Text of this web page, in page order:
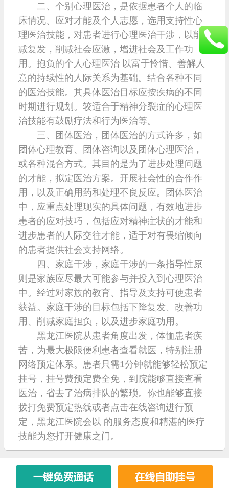
二、个别心理医治，是依据患者个人的临
床情况、应对才能及个人志愿，选用支持性心
理医治技能，对患者进行心理医治干涉，以削
减复发，削减社会应激，增进社会及工作功
用。抱负的个人心理医治 以富于怜惜、善解人
意的持续性的人际关系为基础。结合各种不同
的医治技能。其具体医治目标应按疾病的不同
时期进行规划。较适合于精神分裂症的心理医
治技能有鼓励疗法和行为医治等。
三、团体医治，团体医治的方式许多，如
团体心理教育、团体咨询以及团体心理医治，
或各种混合方式。其目的是为了进步处理问题
的才能，拟定医治方案。开展社会性的合作作
用，以及正确用药和处理不良反应。团体医治
中，应重点处理现实的具体问题，有效地进步
患者的应对技巧，包括应对精神症状的才能和
进步患者的人际交往才能，适于对有畏缩倾向
的患者提供社会支持网络。
四、家庭干涉，家庭干涉的一条指导性原
则是家族应尽最大可能参与并投入到心理医治
中。经过对家族的教育、指导及支持可使患者
获益。家庭干涉的目标包括下降复发、改善功
用、削减家庭担负，以及进步家庭功用。
黑龙江医院从患者角度出发，体恤患者疾
苦，为最大极限便利患者查看就医，特别注册
网络预定体系。患者只需1分钟就能够轻松预定
挂号，挂号费预定费全免，到院能够直接查看
医治，省去了治病排队的繁琐。你也能够直接
拨打免费预定热线或者点击在线咨询进行预
定，黑龙江医院会以 的服务态度和精湛的医疗
技能为您打开健康之门。